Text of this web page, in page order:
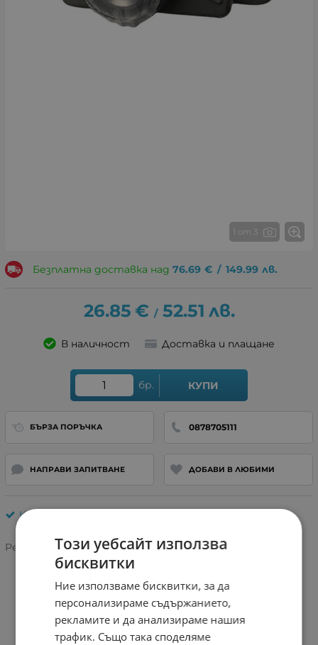
1 от 3
Безплатна доставка над 76.69 € / 149.99 лв.
26.85 € / 52.51 лв.
В наличност Доставка и плащане
бр. КУПИ
БЪРЗА ПОРЪЧКА 0878705111
НАПРАВИ ЗАПИТВАНЕ ДОБАВИ В ЛЮБИМИ
Камери за кола
Рейтинг: Този уебсайт използва
бисквитки
Ние използваме бисквитки, за да
персонализираме съдържанието,
рекламите и да анализираме нашия
трафик. Също така споделяме